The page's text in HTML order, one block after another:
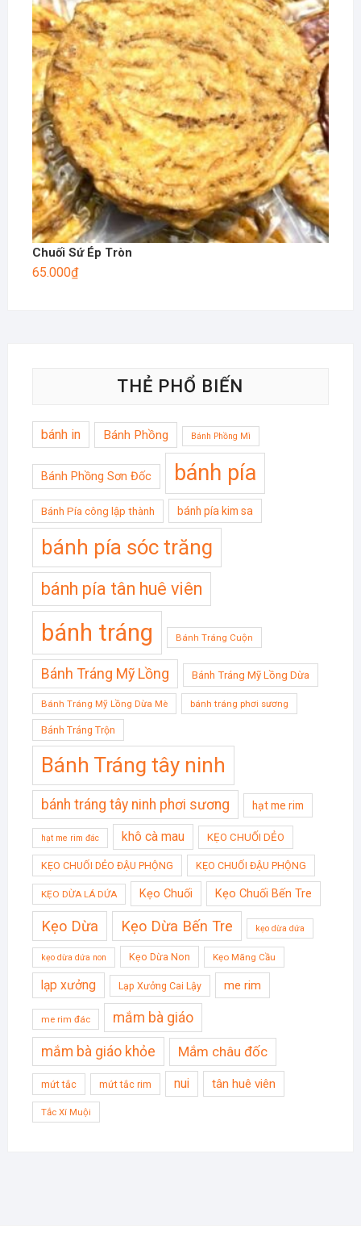
Chuối Sứ Ép Tròn
65.000₫
THẺ PHỔ BIẾN
bánh in Bánh Phồng Bánh Phồng Mì
Bánh Phồng Sơn Đốc bánh pía
Bánh Pía công lập thành bánh pía kim sa
bánh pía sóc trăng
bánh pía tân huê viên
bánh tráng Bánh Tráng Cuộn
Bánh Tráng Mỹ Lồng Bánh Tráng Mỹ Lồng Dừa
Bánh Tráng Mỹ Lồng Dừa Mè bánh tráng phơi sương
Bánh Tráng Trộn
Bánh Tráng tây ninh
bánh tráng tây ninh phơi sương hạt me rim
hạt me rim đác khô cà mau KẸO CHUỐI DẺO
KẸO CHUỐI DẺO ĐẬU PHỘNG KẸO CHUỐI ĐẬU PHỘNG
KẸO DỪA LÁ DỨA Kẹo Chuối Kẹo Chuối Bến Tre
Kẹo Dừa Kẹo Dừa Bến Tre kẹo dừa dứa
kẹo dừa dứa non Kẹo Dừa Non Kẹo Mãng Cầu
lạp xưởng Lạp Xưởng Cai Lậy me rim
me rim đác mắm bà giáo
mắm bà giáo khỏe Mắm châu đốc
mứt tắc mứt tắc rim nui tân huê viên
Tắc Xí Muội